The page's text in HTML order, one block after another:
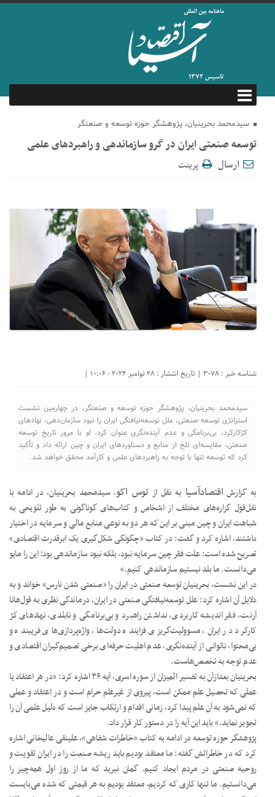
سیدمحمد بحرینیان، پژوهشگر حوزه توسعه و صنعتگر
توسعه صنعتی ایران در گرو سازماندهی و راهبردهای علمی
ارسال
پرینت
شناسه خبر : 3078 | تاریخ انتشار : 28 نوامبر 2024 - 10:06 |
سیدمحمد بحرینیان، پژوهشگر حوزه توسعه و صنعتگر، در چهارمین نشست
استراتژی توسعه صنعتی، علل توسعه‌نیافتگی ایران را نبود سازمان‌دهی، نهادهای
کژکارکرد، بی‌برنامگی و عدم آینده‌نگری عنوان کرد. او با مرور تاریخ توسعه
صنعتی، مقایسه‌ای تلخ از منابع و دستاوردهای ایران و چین ارائه داد و تأکید
کرد که توسعه تنها با توجه به راهبردهای علمی و کارآمد محقق خواهد شد.
به گزارش اقتصادآسیا به نقل از توس اکو، سیدمحمد بحرینیان، در ادامه با
نقل‌قول گزاره‌های مختلف از اشخاص و کتاب‌های گوناگونی به طور تلویحی به
شباهت ایران و چین مبنی بر این که هر دو به نوعی منابع مالی و سرمایه در اختیار
داشتند، اشاره کرد و گفت: در کتاب «چگونگی شکل‌گیری یک ابرقدرت اقتصادی»
تصریح شده است: علت فقر چین سرمایه نبود، بلکه نبود سازماندهی بود؛ این را مایو
می‌دانست. ما بلد نیستیم سازماندهی کنیم.»
در این نشست،‌ بحرینیان توسعه صنعتی در ایران را «صنعتی شدن نارس» خواند و به
دلایل آن اشاره کرد: علل توسعه‌نیافتگی صنعتی در ایران، درماندگی نظری به قول‌هانا
آرنت، فقر اندیشه کاربردی، نداشتن راهبرد و بی‌برنامگی و نابلدی، نهادهای کژ
کارکرد در ایران، مسوولیت‌گریزی فزاینده دولت‌ها، واژه‌پردازی‌های فریبنده و
بی‌محتوا، ناتوانی از آینده‌نگری، عدم اهلیت حرفه‌ای برخی تصمیم‌گیران اقتصادی و
عدم توجه به تخصص‌هاست.
بحرینیان بعدازآن به تفسیر المیزان از سوره اسری، آیه ۳۶ اشاره کرد: «در هر اعتقاد یا
عملی که تحصیل علم ممکن است، پیروی از غیرعلم حرام است و در اعتقاد و عملی
که نمی‌شود به آن علم پیدا کرد، زمانی اقدام و ارتکاب جایز است که دلیل علمی آن را
تجویز نماید.» باید این آیه را در دستور کار قرار داد.
پژوهشگر حوزه توسعه در ادامه به کتاب «خاطرات شفاهی»، علینقی عالیخانی اشاره
کرد که در خاطراتش گفته: ما معتقد بودیم باید ریشه صنعت را در ایران تقویت و
روحیه صنعتی در مردم ایجاد کنیم. گمان نبرید که ما از روز اول همه‌چیز را
می‌دانستیم. ما تنها کاری که کردیم، معتقد بودیم به هر قیمتی که شده می‌بایست